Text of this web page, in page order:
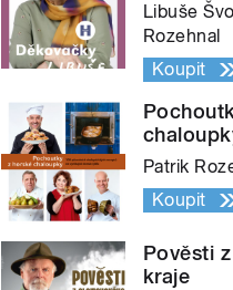
Libuše
Rozehnal
Koupit
Patrik
Koupit
Pověsti
kraje